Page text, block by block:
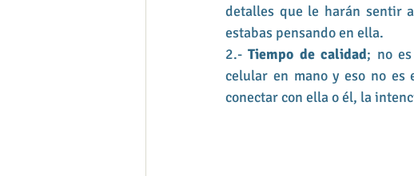
detalles que le harán sentir
estabas pensando en ella.
2.- Tiempo de calidad; no
celular en mano y eso no es
conectar con ella o él, la